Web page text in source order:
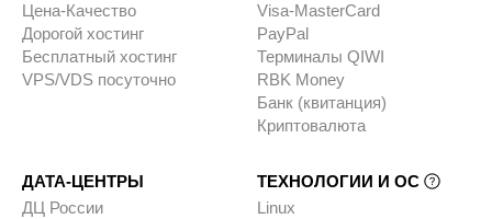
Цена-Качество
Дорогой хостинг
Бесплатный хостинг
VPS/VDS посуточно
Visa-MasterCard
PayPal
Терминалы QIWI
RBK Money
Банк (квитанция)
Криптовалюта
ДАТА-ЦЕНТРЫ
ДЦ России
ТЕХНОЛОГИИ И ОС
Linux